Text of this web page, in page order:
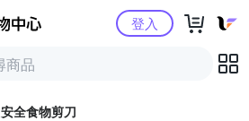
Yahoo購物中心登入
安全食物剪刀